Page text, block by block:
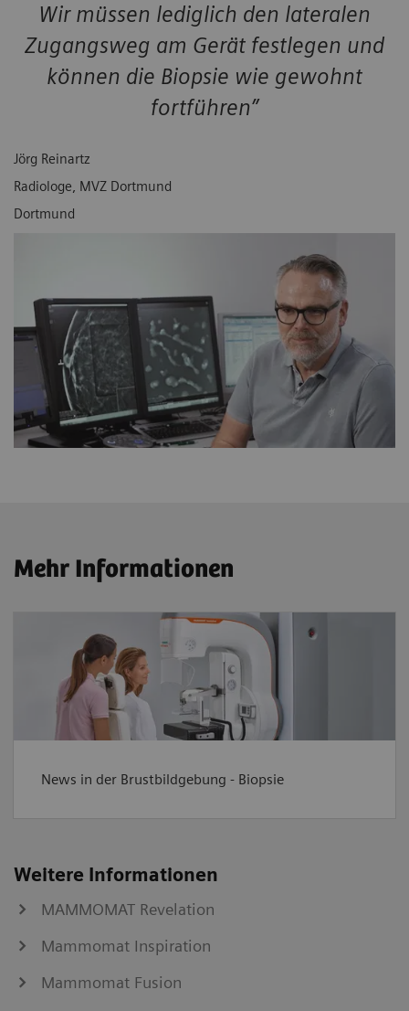
Wir müssen lediglich den lateralen
Zugangsweg am Gerät festlegen und
können die Biopsie wie gewohnt
fortführen”
Jörg Reinartz
Radiologe, MVZ Dortmund
Dortmund
Mehr Informationen
News in der Brustbildgebung - Biopsie
Weitere Informationen
MAMMOMAT Revelation
Mammomat Inspiration
Mammomat Fusion